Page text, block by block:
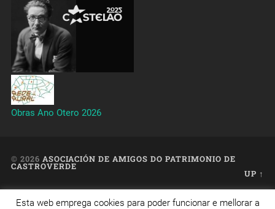
Obras Ano Otero 2026
© 2026 ASOCIACIÓN DE AMIGOS DO PATRIMONIO DE
CASTROVERDE
UP ↑
Esta web emprega cookies para poder funcionar e mellorar a